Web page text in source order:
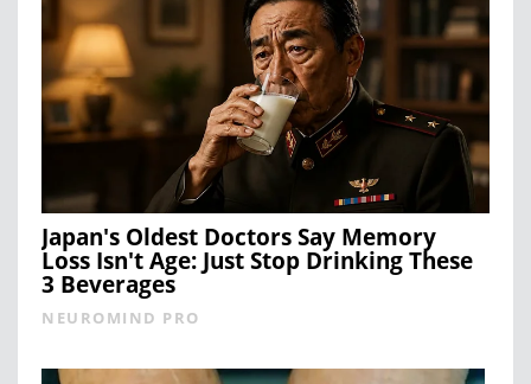
Japan's Oldest Doctors Say Memory
Loss Isn't Age: Just Stop Drinking These
3 Beverages
NEUROMIND PRO